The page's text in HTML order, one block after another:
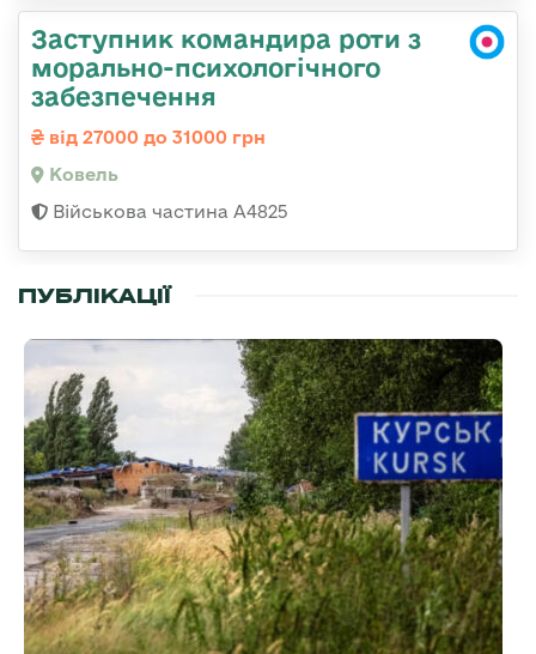
Заступник командира роти з
морально-психологічного
забезпечення
від 27000 до 31000 грн
Ковель
Військова частина А4825
ПУБЛІКАЦІЇ